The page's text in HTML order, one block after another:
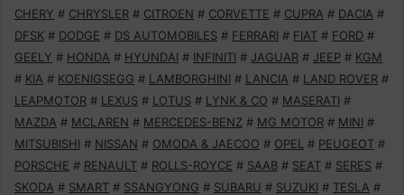
CHERY # CHRYSLER # CITROEN # CORVETTE # CUPRA # DACIA #
DFSK # DODGE # DS AUTOMOBILES # FERRARI # FIAT # FORD #
GEELY # HONDA # HYUNDAI # INFINITI # JAGUAR # JEEP # KGM
# KIA # KOENIGSEGG # LAMBORGHINI # LANCIA # LAND ROVER #
LEAPMOTOR # LEXUS # LOTUS # LYNK & CO # MASERATI #
MAZDA # MCLAREN # MERCEDES-BENZ # MG MOTOR # MINI #
MITSUBISHI # NISSAN # OMODA & JAECOO # OPEL # PEUGEOT #
PORSCHE # RENAULT # ROLLS-ROYCE # SAAB # SEAT # SERES #
SKODA # SMART # SSANGYONG # SUBARU # SUZUKI # TESLA #